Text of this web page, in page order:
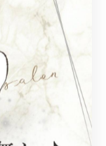
Categories